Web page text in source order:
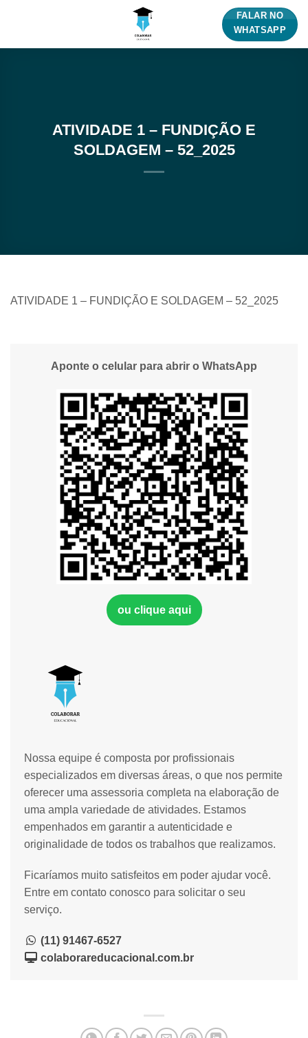
FALAR NO
WHATSAPP
ATIVIDADE 1 – FUNDIÇÃO E
SOLDAGEM – 52_2025
ATIVIDADE 1 – FUNDIÇÃO E SOLDAGEM – 52_2025
Nossa equipe é composta por profissionais
especializados em diversas áreas, o que nos permite
oferecer uma assessoria completa na elaboração de
uma ampla variedade de atividades. Estamos
empenhados em garantir a autenticidade e
originalidade de todos os trabalhos que realizamos.
Ficaríamos muito satisfeitos em poder ajudar você.
Entre em contato conosco para solicitar o seu
serviço.
(11) 91467-6527
colaborareducacional.com.br
Aponte o celular para abrir o WhatsApp
ou clique aqui